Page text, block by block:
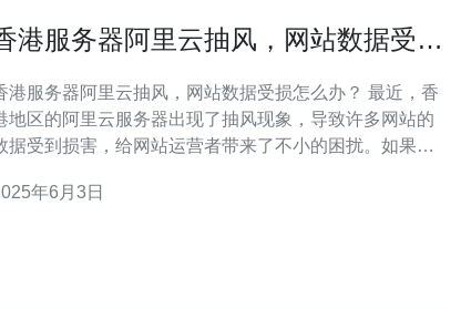
港服务器阿里云抽风，网站数据受损
港服务器阿里云抽风，网站数据受损怎么办？ 最近，香
地区的阿里云服务器出现了抽风现象，导致许多网站的
据受到损害，给网站运营者带来了不小的困扰。如果你
。 首先要做的就是及时备份数据。无论是网站数
年6月3日